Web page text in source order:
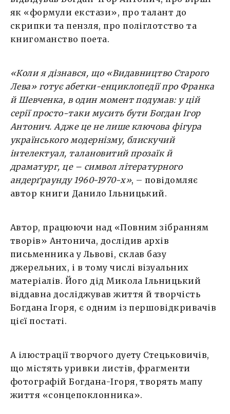
як «формули екстази», про талант до
скрипки та пензля, про поліглотство та
книгоманство поета.
«Коли я дізнався, що «Видавництво Старого
Лева» готує абетки-енциклопедії про Франка
й Шевченка, в один момент подумав: у цій
серії просто-таки мусить бути Богдан Ігор
Антонич. Адже це не лише ключова фігура
українського модернізму, блискучий
інтелектуал, талановитий прозаїк й
драматург, це – символ літературного
андерґраунду 1960-1970-х», – повідомляє
автор книги Данило Ільницький.
Автор, працюючи над «Повним зібранням
творів» Антонича, дослідив архів
письменника у Львові, склав базу
джерельних, і в тому числі візуальних
матеріалів. Його дід Микола Ільницький
віддавна досліджував життя й творчість
Богдана Ігоря, є одним із першовідкривачів
цієї постаті.
А ілюстрації творчого дуету Стецьковичів,
що містять уривки листів, фрагменти
фотографій Богдана-Ігоря, творять мапу
життя «сонцепоклонника».